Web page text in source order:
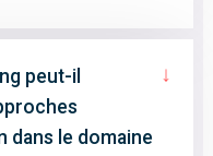
peut-il
dans le domaine
↓